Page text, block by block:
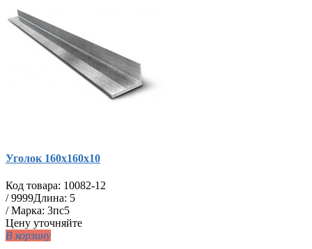
Уголок 160х160х10
Код товара: 10082-12
/9999Длина: 5
/ Марка: 3пс5
Цену уточняйте
В корзину